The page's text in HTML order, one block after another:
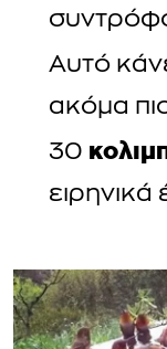
Αυτό
ακόμα
30
ειρηνικά